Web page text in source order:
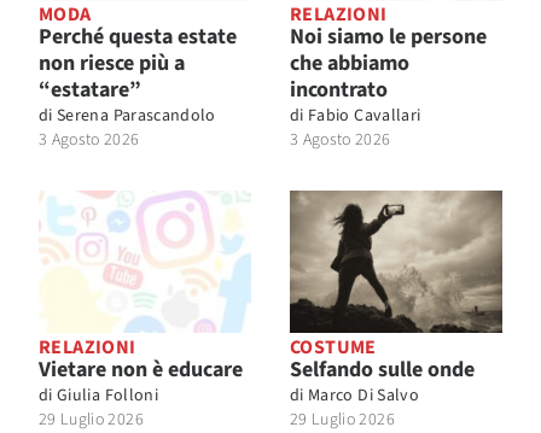
MODA
Perché questa estate
non riesce più a
“estatare”
di Serena Parascandolo
3 Agosto 2026
RELAZIONI
Noi siamo le persone
che abbiamo
incontrato
di Fabio Cavallari
3 Agosto 2026
RELAZIONI
Vietare non è educare
di Giulia Folloni
29 Luglio 2026
COSTUME
Selfando sulle onde
di Marco Di Salvo
29 Luglio 2026